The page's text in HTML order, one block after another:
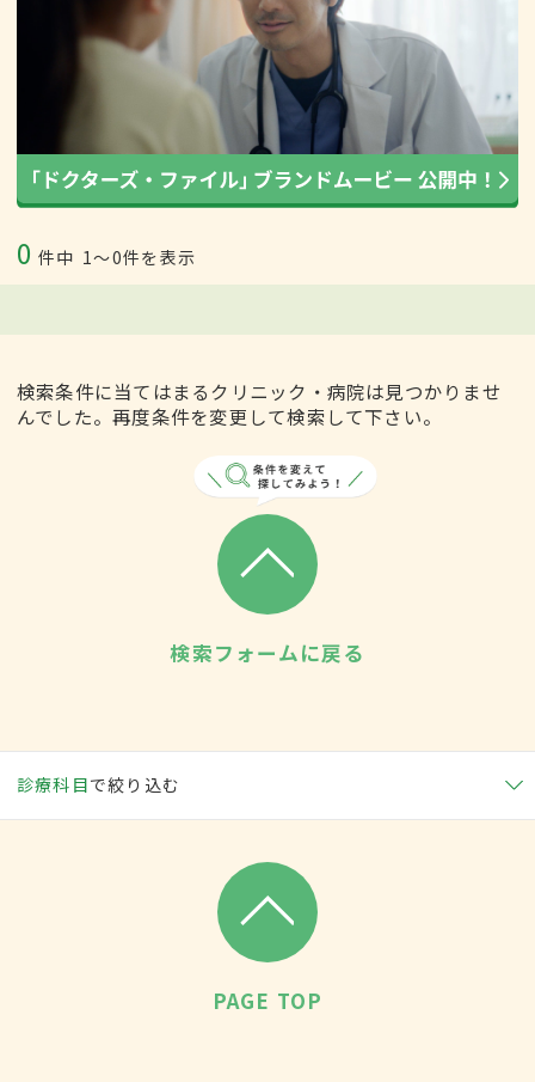
0 件中 1〜0件を表示
検索条件に当てはまるクリニック・病院は見つかりませ
んでした。再度条件を変更して検索して下さい。
検索フォームに戻る
診療科目で絞り込む
PAGE TOP